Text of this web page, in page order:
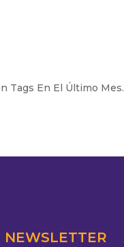
Tags En El Último Mes.
NEWSLETTER